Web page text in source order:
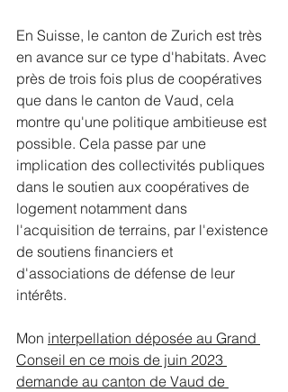
En Suisse, le canton de Zurich est très
en avance sur ce type d'habitats. Avec
près de trois fois plus de coopératives
que dans le canton de Vaud, cela
montre qu'une politique ambitieuse est
possible. Cela passe par une
implication des collectivités publiques
dans le soutien aux coopératives de
logement notamment dans
l'acquisition de terrains, par l'existence
de soutiens financiers et
d'associations de défense de leur
intérêts.
Mon interpellation déposée au Grand
Conseil en ce mois de juin 2023
demande au canton de Vaud de